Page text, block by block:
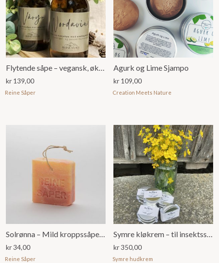
kr 139,00
Reine Såper
Agurk og Lime Sjampo
kr 109,00
Creation Meets Nature
Solrønna – Mild kroppssåpe m/hamp. Ringblomst. sitron og bergamotolje
kr34,00
Reine Såper
Symre kløkrem – til insektsstikk, brannsår, rifter og småsår (60ml)
kr350,00
Symre hudkrem